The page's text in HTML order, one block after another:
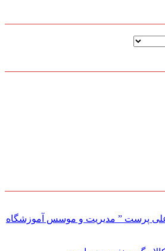
پرست ” مدیریت و موسس آموزشگاه